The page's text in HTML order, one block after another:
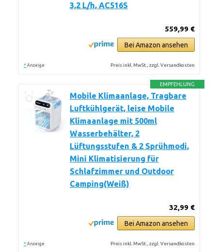
3,2 L/h, AC516S
559,99 €
Bei Amazon ansehen
* Anzeige Preis inkl. MwSt., zzgl. Versandkosten
EMPFEHLUNG
Mobile Klimaanlage, Tragbare
Luftkühlgerät, leise Mobile
Klimaanlage mit 500ml
Wasserbehälter, 2
Lüftungsstufen & 2 Sprühmodi,
Mini Klimatisierung für
Schlafzimmer und Outdoor
Camping(Weiß)
32,99 €
Bei Amazon ansehen
* Anzeige Preis inkl. MwSt., zzgl. Versandkosten